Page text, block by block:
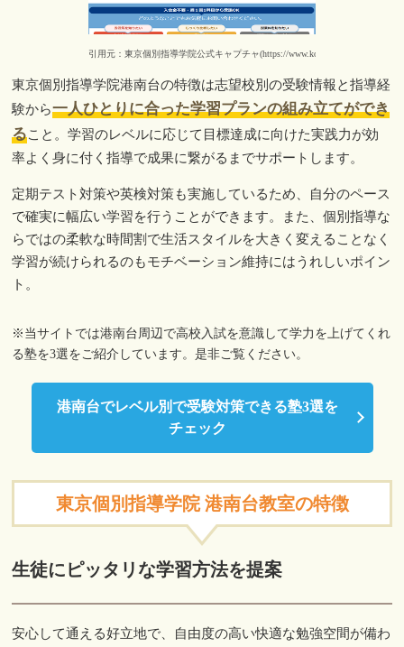
引用元：東京個別指導学院公式キャプチャ(https://www.kobetsu.co.jp/)
東京個別指導学院港南台の特徴は志望校別の受験情報と指導経
験から一人ひとりに合った学習プランの組み立てができ
ること。学習のレベルに応じて目標達成に向けた実践力が効
率よく身に付く指導で成果に繋がるまでサポートします。
定期テスト対策や英検対策も実施しているため、自分のペース
で確実に幅広い学習を行うことができます。また、個別指導な
らではの柔軟な時間割で生活スタイルを大きく変えることなく
学習が続けられるのもモチベーション維持にはうれしいポイン
ト。
※当サイトでは港南台周辺で高校入試を意識して学力を上げてくれ
る塾を3選をご紹介しています。是非ご覧ください。
港南台でレベル別で受験対策できる塾3選を
チェック
東京個別指導学院 港南台教室の特徴
生徒にピッタリな学習方法を提案
安心して通える好立地で、自由度の高い快適な勉強空間が備わ